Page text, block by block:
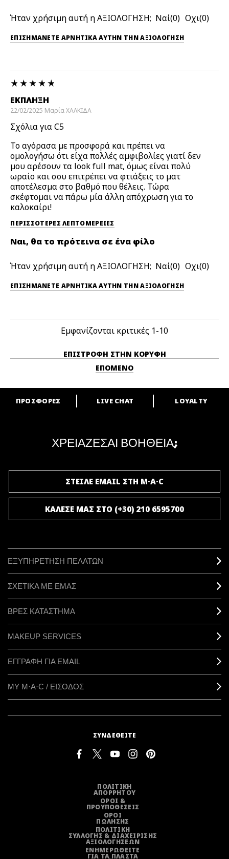
Ήταν χρήσιμη αυτή η ΑΞΙΟΛΟΓΗΣΗ; 0 0
ΕΠΙΣΗΜΆΝΕΤΕ ΑΡΝΗΤΙΚΆ ΑΥΤΉΝ ΤΗΝ ΑΞΙΟΛΟΓΗΣΗ
ΈΚΠΛΗΞΗ
22/02/2025 ΜαρίαΧΑΛΚΙΔΑ
Σχόλια για C5
Το αγόρασα με προσφορά και πρέπει να
ομολογήσω ότι είχα πολλές αμφιβολίες γιατί δεν
μου αρέσουν τα look full mat, όμως είναι πολύ
ωραίο και σου επιτρέπει να φτιάξεις το ματ
αποτέλεσμα στο βαθμό που θέλεις. Τώρα
σκέφτομαι να πάρω μία άλλη απόχρωση για το
καλοκαίρι!
ΠΕΡΙΣΣΌΤΕΡΕΣ ΛΕΠΤΟΜΈΡΕΙΕΣ
Ναι, θα το πρότεινα σε ένα φίλο
Ήταν χρήσιμη αυτή η ΑΞΙΟΛΟΓΗΣΗ; 0 0
ΕΠΙΣΗΜΆΝΕΤΕ ΑΡΝΗΤΙΚΆ ΑΥΤΉΝ ΤΗΝ ΑΞΙΟΛΟΓΗΣΗ
Εμφανίζονται κριτικές 1-10
ΕΠΙΣΤΡΟΦΉ ΣΤΗΝ ΚΟΡΥΦΉ
ΕΠΌΜΕΝΟ
ARE YOU A M·A·C LOVER?
ΠΡΟΣΦΟΡΕΣ LIVE CHAT LOYALTY
ΧΡΕΙΑΖΕΣΑΙ ΒΟΗΘΕΙΑ;
ΣΤΕΙΛΕ EMAIL ΣΤΗ M·A·C
ΚΑΛΕΣΕ ΜΑΣ ΣΤΟ (+30) 210 6595700
ΕΞΥΠΗΡΕΤΗΣΗ ΠΕΛΑΤΩΝ
ΣΧΕΤΙΚΑ ΜΕ ΕΜΑΣ
ΒΡΕΣ ΚΑΤΑΣΤΗΜΑ
MAKEUP SERVICES
ΕΓΓΡΑΦΗ ΓΙΑ EMAIL
ΜΥ M·A·C / ΕΙΣΟΔΟΣ
ΣΥΝΔΕΘΕΙΤΕ
ΠΟΛΙΤΙΚΗ
ΑΠΟΡΡΗΤΟΥ
ΟΡΟΙ &
ΠΡΟΥΠΟΘΕΣΕΙΣ
ΟΡΟΙ
ΠΩΛΗΣΗΣ
ΠΟΛΙΤΙΚΗ
ΣΥΛΛΟΓΗΣ & ΔΙΑΧΕΙΡΙΣΗΣ
ΑΞΙΟΛΟΓΗΣΕΩΝ
ΕΝΗΜΕΡΩΘΕΙΤΕ
ΓΙΑ ΤΑ ΠΛΑΣΤΑ